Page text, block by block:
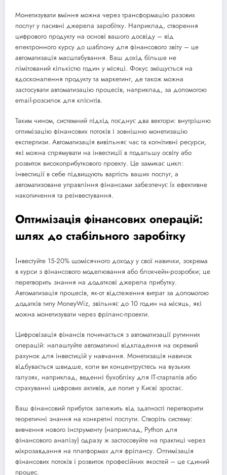
Монетизувати вміння можна через трансформацію разових
послуг у пасивні джерела заробітку. Наприклад, створення
цифрового продукту на основі вашого досвіду – від
електронного курсу до шаблону для фінансового звіту – це
автоматизація масштабування. Ваш дохід більше не
лімітований кількістю годин у місяці. Фокус зміщується на
вдосконалення продукту та маркетинг, де також можна
застосувати автоматизацію процесів, наприклад, за допомогою
email-розсилок для клієнтів.
Таким чином, системний підхід поєднує два вектори: внутрішню
оптимізацію фінансових потоків і зовнішню монетизацію
експертизи. Автоматизація вивільняє час та когнітивні ресурси,
які можна спрямувати на інвестиції в подальшу освіту або
розвиток високоприбуткового проекту. Це замикає цикл:
інвестиції в себе підвищують вартість ваших послуг, а
автоматизоване управління фінансами забезпечує їх ефективне
накопичення та реінвестування.
Оптимізація фінансових операцій:
шлях до стабільного заробітку
Інвестуйте 15-20% щомісячного доходу у свої навички, зокрема
в курси з фінансового моделювання або блокчейн-розробки; це
перетворить знання на додаткові джерела прибутку.
Автоматизація процесів, як-от відстеження витрат за допомогою
додатків типу MoneyWiz, звільняє до 10 годин на місяць, які
можна монетизувати через фріланс-проекти.
Цифровізація фінансів починається з автоматизації рутинних
операцій: налаштуйте автоматичні відкладення на окремий
рахунок для інвестицій у навчання. Монетизація навичок
відбувається швидше, коли ви концентруєтесь на вузьких
галузях, наприклад, веденні бухобліку для IT-стартапів або
страхуванні цифрових активів, де попит у Києві зростає.
Ваш фінансовий прибуток залежить від здатності перетворити
теоретичні знання на конкретні послуги. Створіть систему:
вивчення нового інструменту (наприклад, Python для
фінансового аналізу) одразу ж застосовуйте на практиці через
мікрозавдання на платформах для фрілансу. Оптимізація
фінансових потоків і розвиток професійних якостей – це єдиний
процес.